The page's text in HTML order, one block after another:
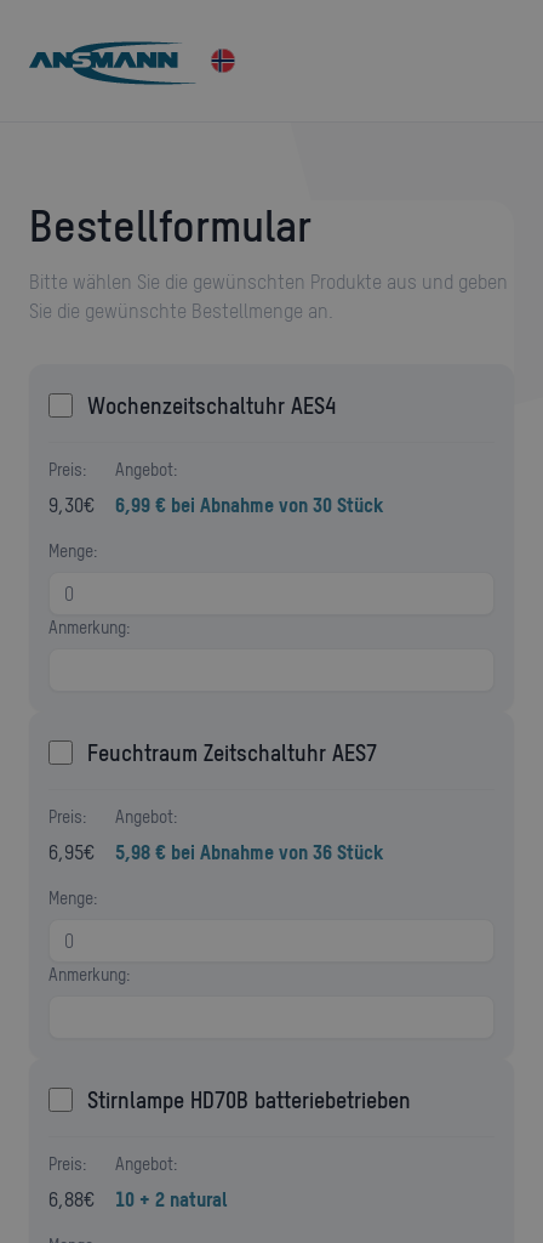
Bestellformular
Bitte wählen Sie die gewünschten Produkte aus und geben
Sie die gewünschte Bestellmenge an.
Wochenzeitschaltuhr AES4
Preis:
9,30€
Angebot:
6,99 € bei Abnahme von 30 Stück
Menge:
Anmerkung:
Feuchtraum Zeitschaltuhr AES7
Preis:
6,95€
Angebot:
5,98 € bei Abnahme von 36 Stück
Menge:
Anmerkung:
Stirnlampe HD70B batteriebetrieben
Preis:
6,88€
Angebot:
10 + 2 natural